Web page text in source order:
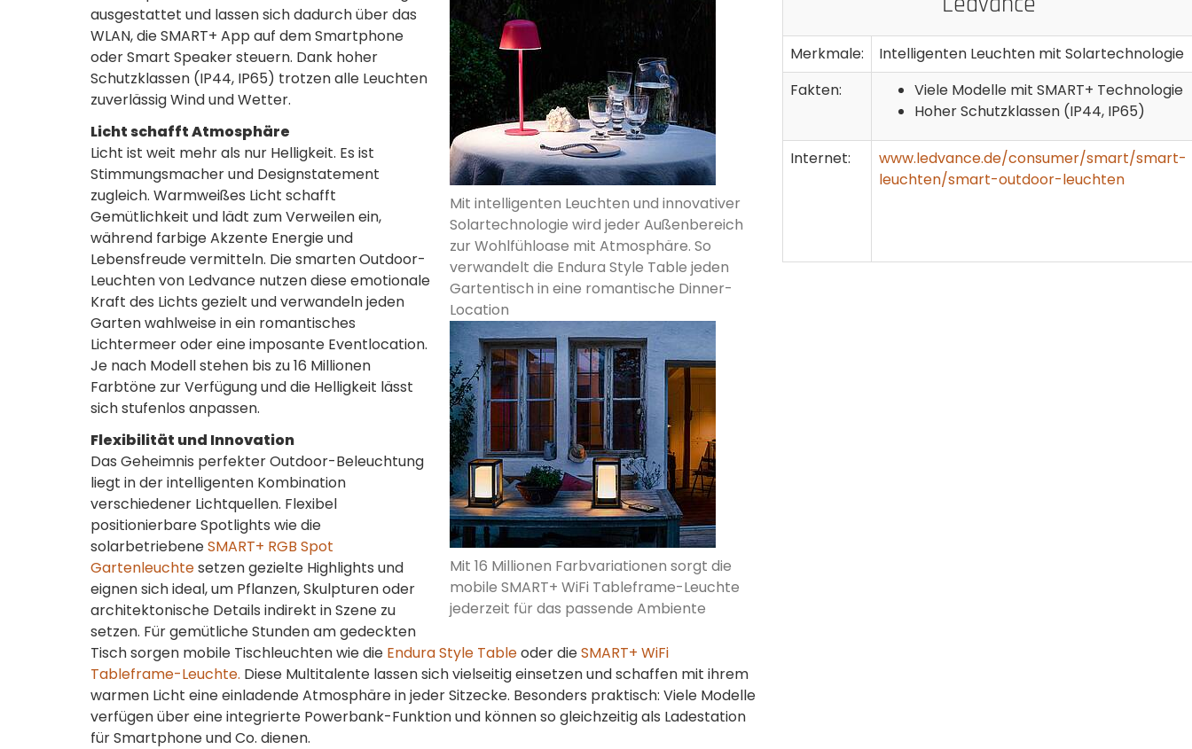
Mit intelligenten Leuchten und innovativer
Solartechnologie wird jeder Außenbereich
zur Wohlfühloase mit Atmosphäre. So
verwandelt die Endura Style Table jeden
Gartentisch in eine romantische Dinner-
Location
Mit 16 Millionen Farbvariationen sorgt die
mobile SMART+ WiFi Tableframe-Leuchte
jederzeit für das passende Ambiente
ausgestattet und lassen sich dadurch über das
WLAN, die SMART+ App auf dem Smartphone
oder Smart Speaker steuern. Dank hoher
Schutzklassen (IP44, IP65) trotzen alle Leuchten
zuverlässig Wind und Wetter.
Licht schafft Atmosphäre
Licht ist weit mehr als nur Helligkeit. Es ist
Stimmungsmacher und Designstatement
zugleich. Warmweißes Licht schafft
Gemütlichkeit und lädt zum Verweilen ein,
während farbige Akzente Energie und
Lebensfreude vermitteln. Die smarten Outdoor-
Leuchten von Ledvance nutzen diese emotionale
Kraft des Lichts gezielt und verwandeln jeden
Garten wahlweise in ein romantisches
Lichtermeer oder eine imposante Eventlocation.
Je nach Modell stehen bis zu 16 Millionen
Farbtöne zur Verfügung und die Helligkeit lässt
sich stufenlos anpassen.
Flexibilität und Innovation
Das Geheimnis perfekter Outdoor-Beleuchtung
liegt in der intelligenten Kombination
verschiedener Lichtquellen. Flexibel
positionierbare Spotlights wie die
solarbetriebeneSMART+ RGB Spot
Gartenleuchtesetzen gezielte Highlights und
eignen sich ideal, um Pflanzen, Skulpturen oder
architektonische Details indirekt in Szene zu
setzen. Für gemütliche Stunden am gedeckten
Tisch sorgen mobile Tischleuchten wie die Endura Style Tableoder dieSMART+ WiFi
Tableframe-Leuchte. Diese Multitalente lassen sich vielseitig einsetzen und schaffen mit ihrem
warmen Licht eine einladende Atmosphäre in jeder Sitzecke. Besonders praktisch: Viele Modelle
verfügen über eine integrierte Powerbank-Funktion und können so gleichzeitig als Ladestation
für Smartphone und Co. dienen.
Merkmale:
Intelligenten Leuchten mit Solartechnologie
Fakten:
Viele Modelle mit SMART+ Technologie
Hoher Schutzklassen (IP44, IP65)
Internet:
www.ledvance.de/consumer/smart/smart-
leuchten/smart-outdoor-leuchten